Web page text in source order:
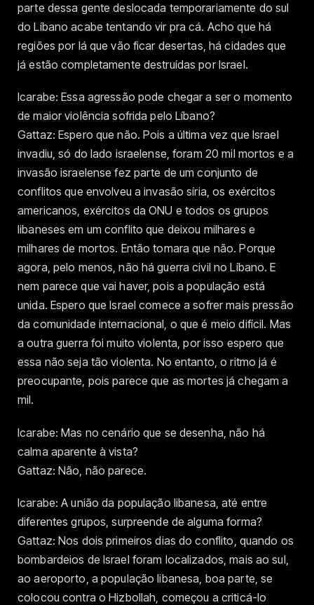
parte dessa gente deslocada temporariamente do sul
do Líbano acabe tentando vir pra cá. Acho que há
regiões por lá que vão ficar desertas, há cidades que
já estão completamente destruídas por Israel.
Icarabe: Essa agressão pode chegar a ser o momento
de maior violência sofrida pelo Líbano?
Gattaz: Espero que não. Pois a última vez que Israel
invadiu, só do lado israelense, foram 20 mil mortos e a
invasão israelense fez parte de um conjunto de
conflitos que envolveu a invasão síria, os exércitos
americanos, exércitos da ONU e todos os grupos
libaneses em um conflito que deixou milhares e
milhares de mortos. Então tomara que não. Porque
agora, pelo menos, não há guerra civil no Líbano. E
nem parece que vai haver, pois a população está
unida. Espero que Israel comece a sofrer mais pressão
da comunidade internacional, o que é meio difícil. Mas
a outra guerra foi muito violenta, por isso espero que
essa não seja tão violenta. No entanto, o ritmo já é
preocupante, pois parece que as mortes já chegam a
mil.
Icarabe: Mas no cenário que se desenha, não há
calma aparente à vista?
Gattaz: Não, não parece.
Icarabe: A união da população libanesa, até entre
diferentes grupos, surpreende de alguma forma?
Gattaz: Nos dois primeiros dias do conflito, quando os
bombardeios de Israel foram localizados, mais ao sul,
ao aeroporto, a população libanesa, boa parte, se
colocou contra o Hizbollah, começou a criticá-lo